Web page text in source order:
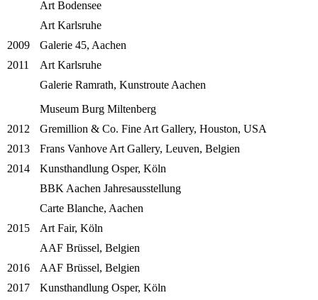
Art Bodensee
Art Karlsruhe
2009
Galerie 45, Aachen
2011
Art Karlsruhe
Galerie Ramrath, Kunstroute Aachen
Museum Burg Miltenberg
2012
Gremillion & Co. Fine Art Gallery, Houston, USA
2013
Frans Vanhove Art Gallery, Leuven, Belgien
2014
Kunsthandlung Osper, Köln
BBK Aachen Jahresausstellung
Carte Blanche, Aachen
2015
Art Fair, Köln
AAF Brüssel, Belgien
2016
AAF Brüssel, Belgien
2017
Kunsthandlung Osper, Köln